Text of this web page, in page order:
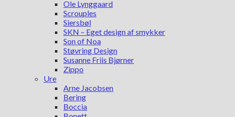
Ole Lynggaard
Scrouples
Siersbøl
SKN – Eget design af smykker
Son of Noa
Støvring Design
Susanne Friis Bjørner
Zippo
Ure
Arne Jacobsen
Bering
Boccia